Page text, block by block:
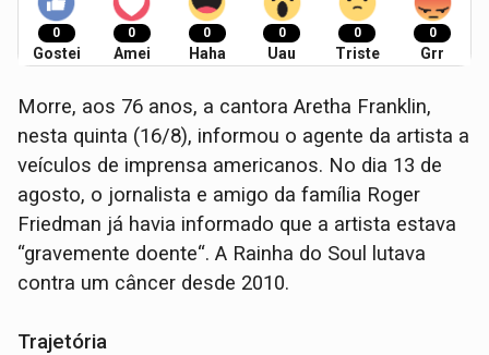
0
Gostei
0
Amei
0
Haha
0
Uau
0
Triste
0
Grr
Morre, aos 76 anos, a cantora Aretha Franklin,
nesta quinta (16/8), informou o agente da artista a
veículos de imprensa americanos. No dia 13 de
agosto, o jornalista e amigo da família Roger
Friedman já havia informado que a artista estava
“gravemente doente“. A Rainha do Soul lutava
contra um câncer desde 2010.
Trajetória